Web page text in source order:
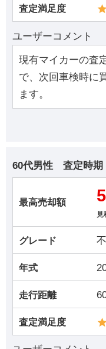
査定満足度
ユーザーコメント
現有マイカーの査
で、次回車検時に
ます。
60代男性 査定時期
最高売却額
見
グレード
年式
走行距離
査定満足度